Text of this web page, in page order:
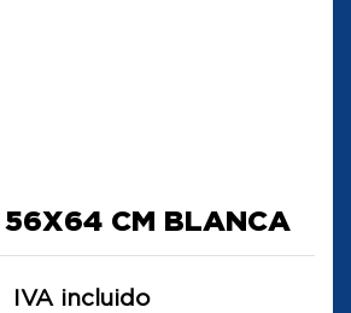
CM BLANCA
IVA incluido